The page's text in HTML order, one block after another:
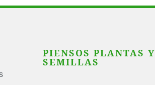
PIENSOS PLANTAS Y
SEMILLAS